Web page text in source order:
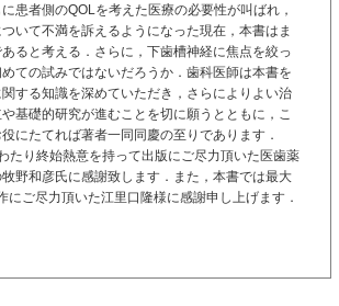
患者側のQOLを考えた医療の必要性が叫ばれ，
いて不満を訴えるようになった現在，本書はま
ると考える．さらに，下歯槽神経に焦点を絞っ
ての試みではないだろうか．歯科医師は本書を
する知識を深めていただき，さらによりよい治
基礎的研究が進むことを切に願うとともに，こ
にたてれば著者一同同慶の至りであります．
たり終始熱意を持って出版にご尽力頂いた医歯薬
野和彦氏に感謝致します．また，本書では最大
にご尽力頂いた江里口隆様に感謝申し上げます．